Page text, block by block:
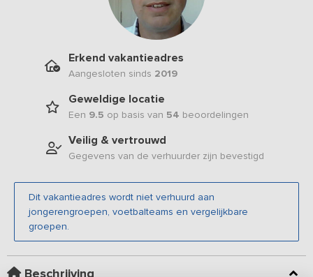
Erkend vakantieadres
Aangesloten sinds 2019
Geweldige locatie
Een 9.5 op basis van 54 beoordelingen
Veilig & vertrouwd
Gegevens van de verhuurder zijn bevestigd
Dit vakantieadres wordt niet verhuurd aan
jongerengroepen, voetbalteams en vergelijkbare
groepen.
Beschrijving